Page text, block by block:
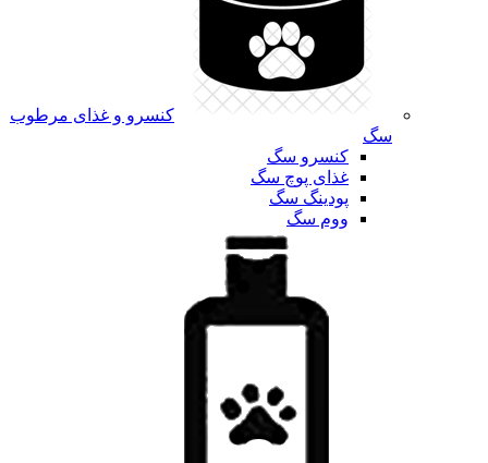
کنسرو و غذای مرطوب
سگ
کنسرو سگ
غذای پوچ سگ
پودینگ سگ
ووم سگ